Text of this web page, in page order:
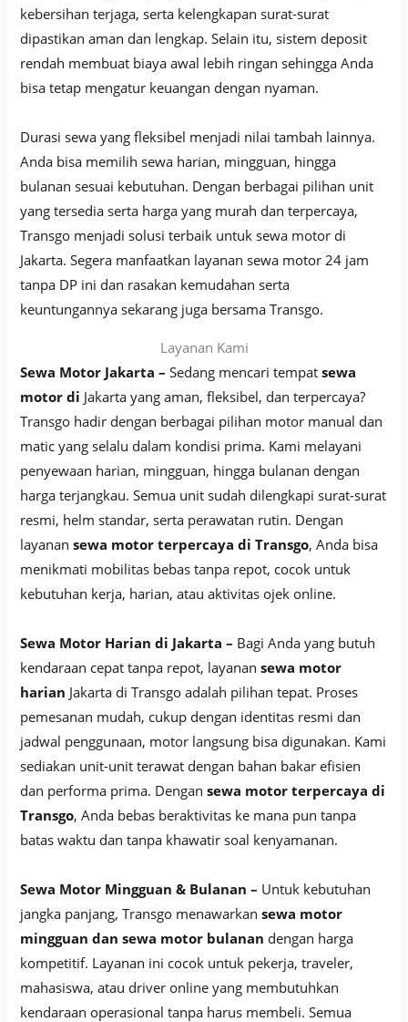
kebersihan terjaga, serta kelengkapan surat-surat
dipastikan aman dan lengkap. Selain itu, sistem deposit
rendah membuat biaya awal lebih ringan sehingga Anda
bisa tetap mengatur keuangan dengan nyaman.
Durasi sewa yang fleksibel menjadi nilai tambah lainnya.
Anda bisa memilih sewa harian, mingguan, hingga
bulanan sesuai kebutuhan. Dengan berbagai pilihan unit
yang tersedia serta harga yang murah dan terpercaya,
Transgo menjadi solusi terbaik untuk sewa motor di
Jakarta. Segera manfaatkan layanan sewa motor 24 jam
tanpa DP ini dan rasakan kemudahan serta
keuntungannya sekarang juga bersama Transgo.
Layanan Kami
Sewa Motor Jakarta – Sedang mencari tempatsewa
motor di Jakarta yang aman, fleksibel, dan terpercaya?
Transgo hadir dengan berbagai pilihan motor manual dan
matic yang selalu dalam kondisi prima. Kami melayani
penyewaan harian, mingguan, hingga bulanan dengan
harga terjangkau. Semua unit sudah dilengkapi surat-surat
resmi, helm standar, serta perawatan rutin. Dengan
layanansewa motor terpercaya di Transgo, Anda bisa
menikmati mobilitas bebas tanpa repot, cocok untuk
kebutuhan kerja, harian, atau aktivitas ojek online.
Sewa Motor Harian di Jakarta – Bagi Anda yang butuh
kendaraan cepat tanpa repot, layanansewa motor
harian Jakarta di Transgo adalah pilihan tepat. Proses
pemesanan mudah, cukup dengan identitas resmi dan
jadwal penggunaan, motor langsung bisa digunakan. Kami
sediakan unit-unit terawat dengan bahan bakar efisien
dan performa prima. Dengansewa motor terpercaya di
Transgo, Anda bebas beraktivitas ke mana pun tanpa
batas waktu dan tanpa khawatir soal kenyamanan.
Sewa Motor Mingguan & Bulanan – Untuk kebutuhan
jangka panjang, Transgo menawarkansewa motor
mingguan dan sewa motor bulanan dengan harga
kompetitif. Layanan ini cocok untuk pekerja, traveler,
mahasiswa, atau driver online yang membutuhkan
kendaraan operasional tanpa harus membeli. Semua